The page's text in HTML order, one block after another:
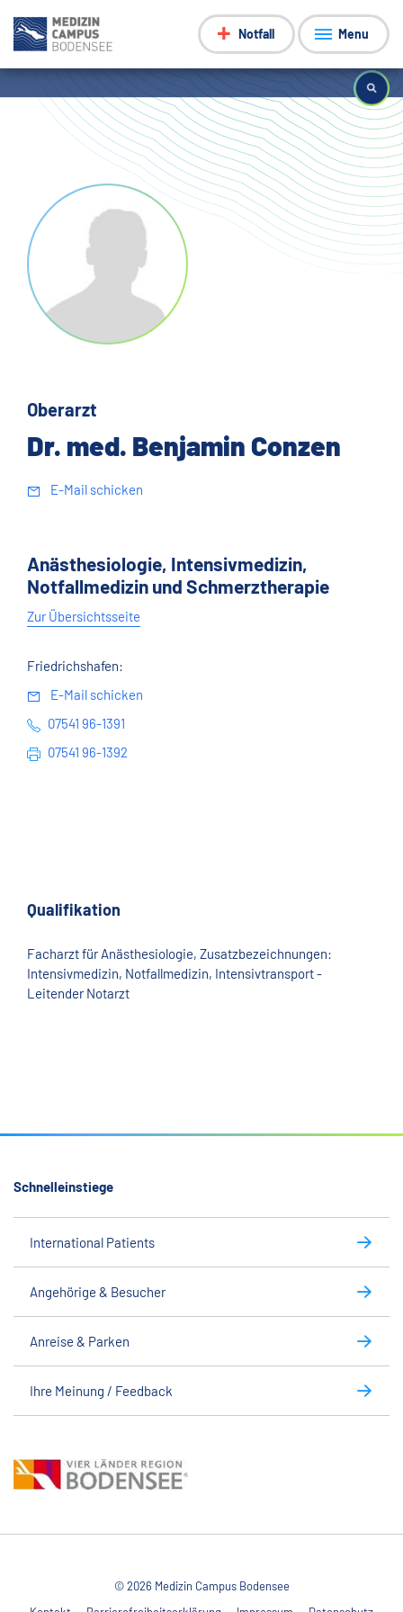
Notfall Menu
Oberarzt
Dr. med. Benjamin Conzen
E-Mail schicken
Anästhesiologie, Intensivmedizin,
Notfallmedizin und Schmerztherapie
Zur Übersichtsseite
Friedrichshafen:
E-Mail schicken
07541 96-1391
07541 96-1392
Qualifikation
Facharzt für Anästhesiologie, Zusatzbezeichnungen:
Intensivmedizin, Notfallmedizin, Intensivtransport -
Leitender Notarzt
Schnelleinstiege
International Patients
Angehörige & Besucher
Anreise & Parken
Ihre Meinung / Feedback
© 2026 Medizin Campus Bodensee